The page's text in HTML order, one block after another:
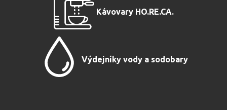
Kávovary HO.RE.CA.
Výdejníky vody a sodobary